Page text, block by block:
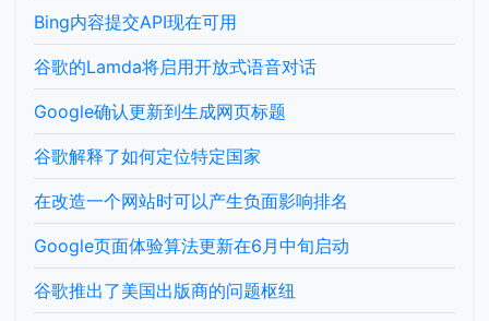
Bing内容提交API现在可用
谷歌的Lamda将启用开放式语音对话
Google确认更新到生成网页标题
谷歌解释了如何定位特定国家
在改造一个网站时可以产生负面影响排名
Google页面体验算法更新在6月中旬启动
谷歌推出了美国出版商的问题枢纽